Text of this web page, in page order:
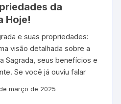
da
Hoje!
e suas propriedades:
visão detalhada sobre a
Sagrada, seus benefícios e
Se você já ouviu falar
março de 2025